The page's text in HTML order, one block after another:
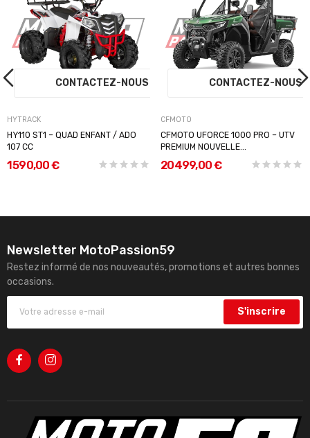
CONTACTEZ-NOUS
HYTRACK
HY110 ST1 – QUAD ENFANT / ADO
107 CC
1 590,00 €
CONTACTEZ-NOUS
CFMOTO
CFMOTO UFORCE 1000 PRO – UTV
PREMIUM NOUVELLE...
20 499,00 €
Newsletter MotoPassion59
Restez informé de nos nouveautés, promotions et autres bonnes
occasions.
S'inscrire